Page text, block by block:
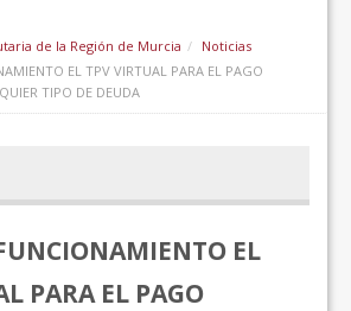
de la Región de Murcia
Noticias
EL TPV VIRTUAL PARA EL PAGO
TIPO DE DEUDA
EL
PARA EL PAGO